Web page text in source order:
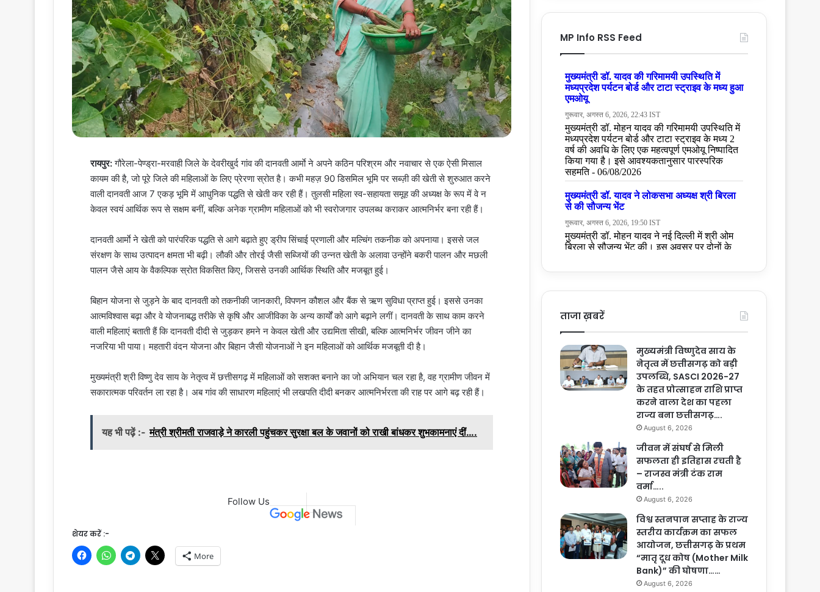
रायपुर:गौरेला-पेण्ड्रा-मरवाही जिले के देवरीखुर्द गांव की दानवती आर्माे ने अपने कठिन परिश्रम और नवाचार से एक ऐसी मिसाल
कायम की है, जो पूरे जिले की महिलाओं के लिए प्रेरणा स्रोत है। कभी महज़ 90 डिसमिल भूमि पर सब्ज़ी की खेती से शुरुआत करने
वाली दानवती आज 7 एकड़ भूमि में आधुनिक पद्धति से खेती कर रही हैं। तुलसी महिला स्व-सहायता समूह की अध्यक्ष के रूप में वे न
केवल स्वयं आर्थिक रूप से सक्षम बनीं, बल्कि अनेक ग्रामीण महिलाओं को भी स्वरोजगार उपलब्ध कराकर आत्मनिर्भर बना रही हैं।
दानवती आर्माे ने खेती को पारंपरिक पद्धति से आगे बढ़ाते हुए ड्रीप सिंचाई प्रणाली और मल्चिंग तकनीक को अपनाया। इससे जल
संरक्षण के साथ उत्पादन क्षमता भी बढ़ी। लौकी और तोरई जैसी सब्जियों की उन्नत खेती के अलावा उन्होंने बकरी पालन और मछली
पालन जैसे आय के वैकल्पिक स्रोत विकसित किए, जिससे उनकी आर्थिक स्थिति और मजबूत हुई।
बिहान योजना से जुड़ने के बाद दानवती को तकनीकी जानकारी, विपणन कौशल और बैंक से ऋण सुविधा प्राप्त हुई। इससे उनका
आत्मविश्वास बढ़ा और वे योजनाबद्ध तरीके से कृषि और आजीविका के अन्य कार्यों को आगे बढ़ाने लगीं। दानवती के साथ काम करने
वाली महिलाएं बताती हैं कि दानवती दीदी से जुड़कर हमने न केवल खेती और उद्यमिता सीखी, बल्कि आत्मनिर्भर जीवन जीने का
नजरिया भी पाया। महतारी वंदन योजना और बिहान जैसी योजनाओं ने इन महिलाओं को आर्थिक मजबूती दी है।
मुख्यमंत्री श्री विष्णु देव साय के नेतृत्व में छत्तीसगढ़ में महिलाओं को सशक्त बनाने का जो अभियान चल रहा है, वह ग्रामीण जीवन में
सकारात्मक परिवर्तन ला रहा है। अब गांव की साधारण महिलाएं भी लखपति दीदी बनकर आत्मनिर्भरता की राह पर आगे बढ़ रही हैं।
यह भी पढ़ें :- मंत्री श्रीमती राजवाड़े ने कारली पहुंचकर सुरक्षा बल के जवानों को राखी बांधकर शुभकामनाएं दीं….
Follow Us
शेयर करें :-
More
MP Info RSS Feed
ताजा ख़बरें
मुख्यमंत्री विष्णुदेव साय के
नेतृत्व में छत्तीसगढ़ को बड़ी
उपलब्धि, SASCI 2026-27
के तहत प्रोत्साहन राशि प्राप्त
करने वाला देश का पहला
राज्य बना छत्तीसगढ़….
August 6, 2026
जीवन में संघर्ष से मिली
सफलता ही इतिहास रचती है
– राजस्व मंत्री टंक राम
वर्मा…..
August 6, 2026
विश्व स्तनपान सप्ताह के राज्य
स्तरीय कार्यक्रम का सफल
आयोजन, छत्तीसगढ़ के प्रथम
“मातृ दूध कोष (Mother Milk
Bank)” की घोषणा……
August 6, 2026